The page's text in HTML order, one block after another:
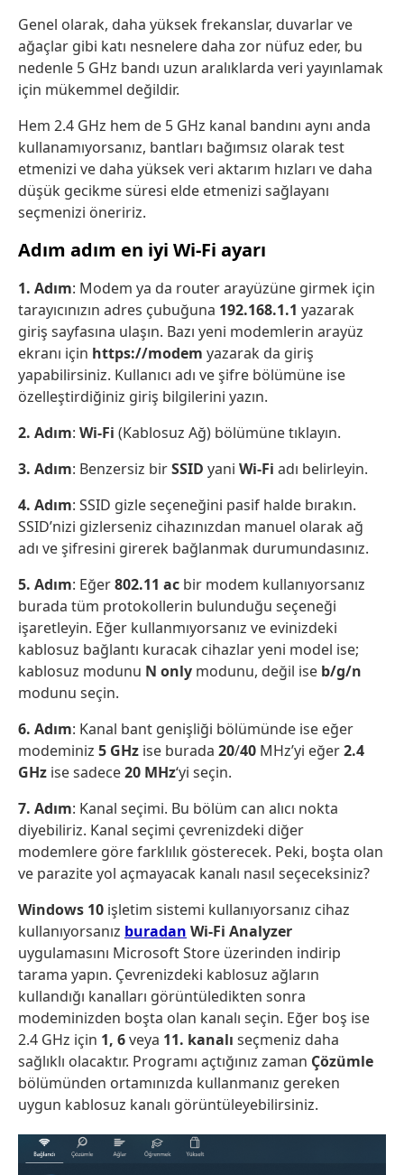
Genel olarak, daha yüksek frekanslar, duvarlar ve
ağaçlar gibi katı nesnelere daha zor nüfuz eder, bu
nedenle 5 GHz bandı uzun aralıklarda veri yayınlamak
için mükemmel değildir.
Hem 2.4 GHz hem de 5 GHz kanal bandını aynı anda
kullanamıyorsanız, bantları bağımsız olarak test
etmenizi ve daha yüksek veri aktarım hızları ve daha
düşük gecikme süresi elde etmenizi sağlayanı
seçmenizi öneririz.
Adım adım en iyi Wi-Fi ayarı
1. Adım: Modem ya da router arayüzüne girmek için
tarayıcınızın adres çubuğuna 192.168.1.1 yazarak
giriş sayfasına ulaşın. Bazı yeni modemlerin arayüz
ekranı için https://modem yazarak da giriş
yapabilirsiniz. Kullanıcı adı ve şifre bölümüne ise
özelleştirdiğiniz giriş bilgilerini yazın.
2. Adım: Wi-Fi (Kablosuz Ağ) bölümüne tıklayın.
3. Adım: Benzersiz birSSID yani Wi-Fi adı belirleyin.
4. Adım: SSID gizle seçeneğini pasif halde bırakın.
SSID’nizi gizlerseniz cihazınızdan manuel olarak ağ
adı ve şifresini girerek bağlanmak durumundasınız.
5. Adım: Eğer802.11 ac bir modem kullanıyorsanız
burada tüm protokollerin bulunduğu seçeneği
işaretleyin. Eğer kullanmıyorsanız ve evinizdeki
kablosuz bağlantı kuracak cihazlar yeni model ise;
kablosuz modunu N only modunu, değil ise b/g/n
modunu seçin.
6. Adım: Kanal bant genişliği bölümünde ise eğer
modeminiz 5 GHz ise burada 20/40 MHz’yi eğer2.4
GHz ise sadece20 MHz‘yi seçin.
7. Adım: Kanal seçimi. Bu bölüm can alıcı nokta
diyebiliriz. Kanal seçimi çevrenizdeki diğer
modemlere göre farklılık gösterecek. Peki, boşta olan
ve parazite yol açmayacak kanalı nasıl seçeceksiniz?
Windows 10 işletim sistemi kullanıyorsanız cihaz
kullanıyorsanız buradan Wi-Fi Analyzer
uygulamasını Microsoft Store üzerinden indirip
tarama yapın. Çevrenizdeki kablosuz ağların
kullandığı kanalları görüntüledikten sonra
modeminizden boşta olan kanalı seçin. Eğer boş ise
2.4 GHz için 1, 6veya 11. kanalı seçmeniz daha
sağlıklı olacaktır. Programı açtığınız zaman Çözümle
bölümünden ortamınızda kullanmanız gereken
uygun kablosuz kanalı görüntüleyebilirsiniz.